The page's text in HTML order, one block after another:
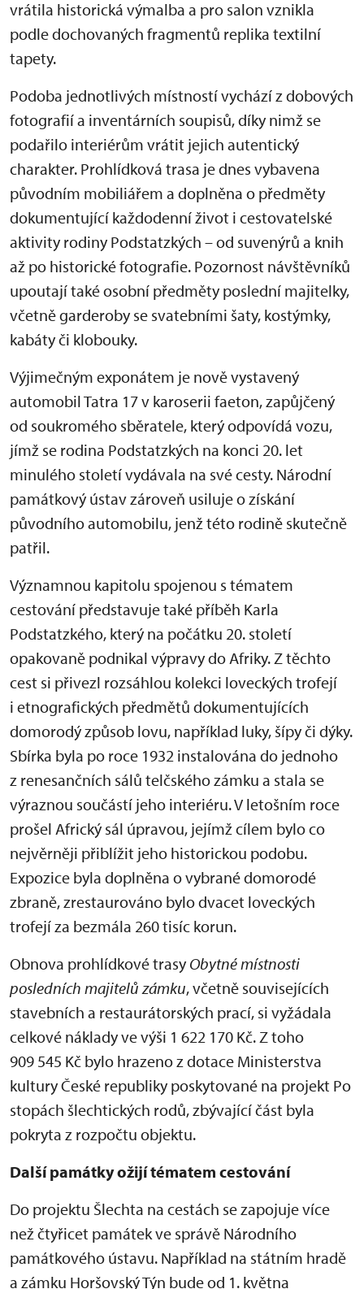
vrátila historická výmalba a pro salon vznikla
podle dochovaných fragmentů replika textilní
tapety.
Podoba jednotlivých místností vychází z dobových
fotografií a inventárních soupisů, díky nimž se
podařilo interiérům vrátit jejich autentický
charakter. Prohlídková trasa je dnes vybavena
původním mobiliářem a doplněna o předměty
dokumentující každodenní život i cestovatelské
aktivity rodiny Podstatzkých – od suvenýrů a knih
až po historické fotografie. Pozornost návštěvníků
upoutají také osobní předměty poslední majitelky,
včetně garderoby se svatebními šaty, kostýmky,
kabáty či klobouky.
Výjimečným exponátem je nově vystavený
automobil Tatra 17 v karoserii faeton, zapůjčený
od soukromého sběratele, který odpovídá vozu,
jímž se rodina Podstatzkých na konci 20. let
minulého století vydávala na své cesty. Národní
památkový ústav zároveň usiluje o získání
původního automobilu, jenž této rodině skutečně
patřil.
Významnou kapitolu spojenou s tématem
cestování představuje také příběh Karla
Podstatzkého, který na počátku 20. století
opakovaně podnikal výpravy do Afriky. Z těchto
cest si přivezl rozsáhlou kolekci loveckých trofejí
i etnografických předmětů dokumentujících
domorodý způsob lovu, například luky, šípy či dýky.
Sbírka byla po roce 1932 instalována do jednoho
z renesančních sálů telčského zámku a stala se
výraznou součástí jeho interiéru. V letošním roce
prošel Africký sál úpravou, jejímž cílem bylo co
nejvěrněji přiblížit jeho historickou podobu.
Expozice byla doplněna o vybrané domorodé
zbraně, zrestaurováno bylo dvacet loveckých
trofejí za bezmála 260 tisíc korun.
Obnova prohlídkové trasy Obytné místnosti
posledních majitelů zámku, včetně souvisejících
stavebních a restaurátorských prací, si vyžádala
celkové náklady ve výši 1 622 170 Kč. Z toho
909 545 Kč bylo hrazeno z dotace Ministerstva
kultury České republiky poskytované na projekt Po
stopách šlechtických rodů, zbývající část byla
pokryta z rozpočtu objektu.
Další památky ožijí tématem cestování
Do projektu Šlechta na cestách se zapojuje více
než čtyřicet památek ve správě Národního
památkového ústavu. Například na státním hradě
a zámku Horšovský Týn bude od 1. května